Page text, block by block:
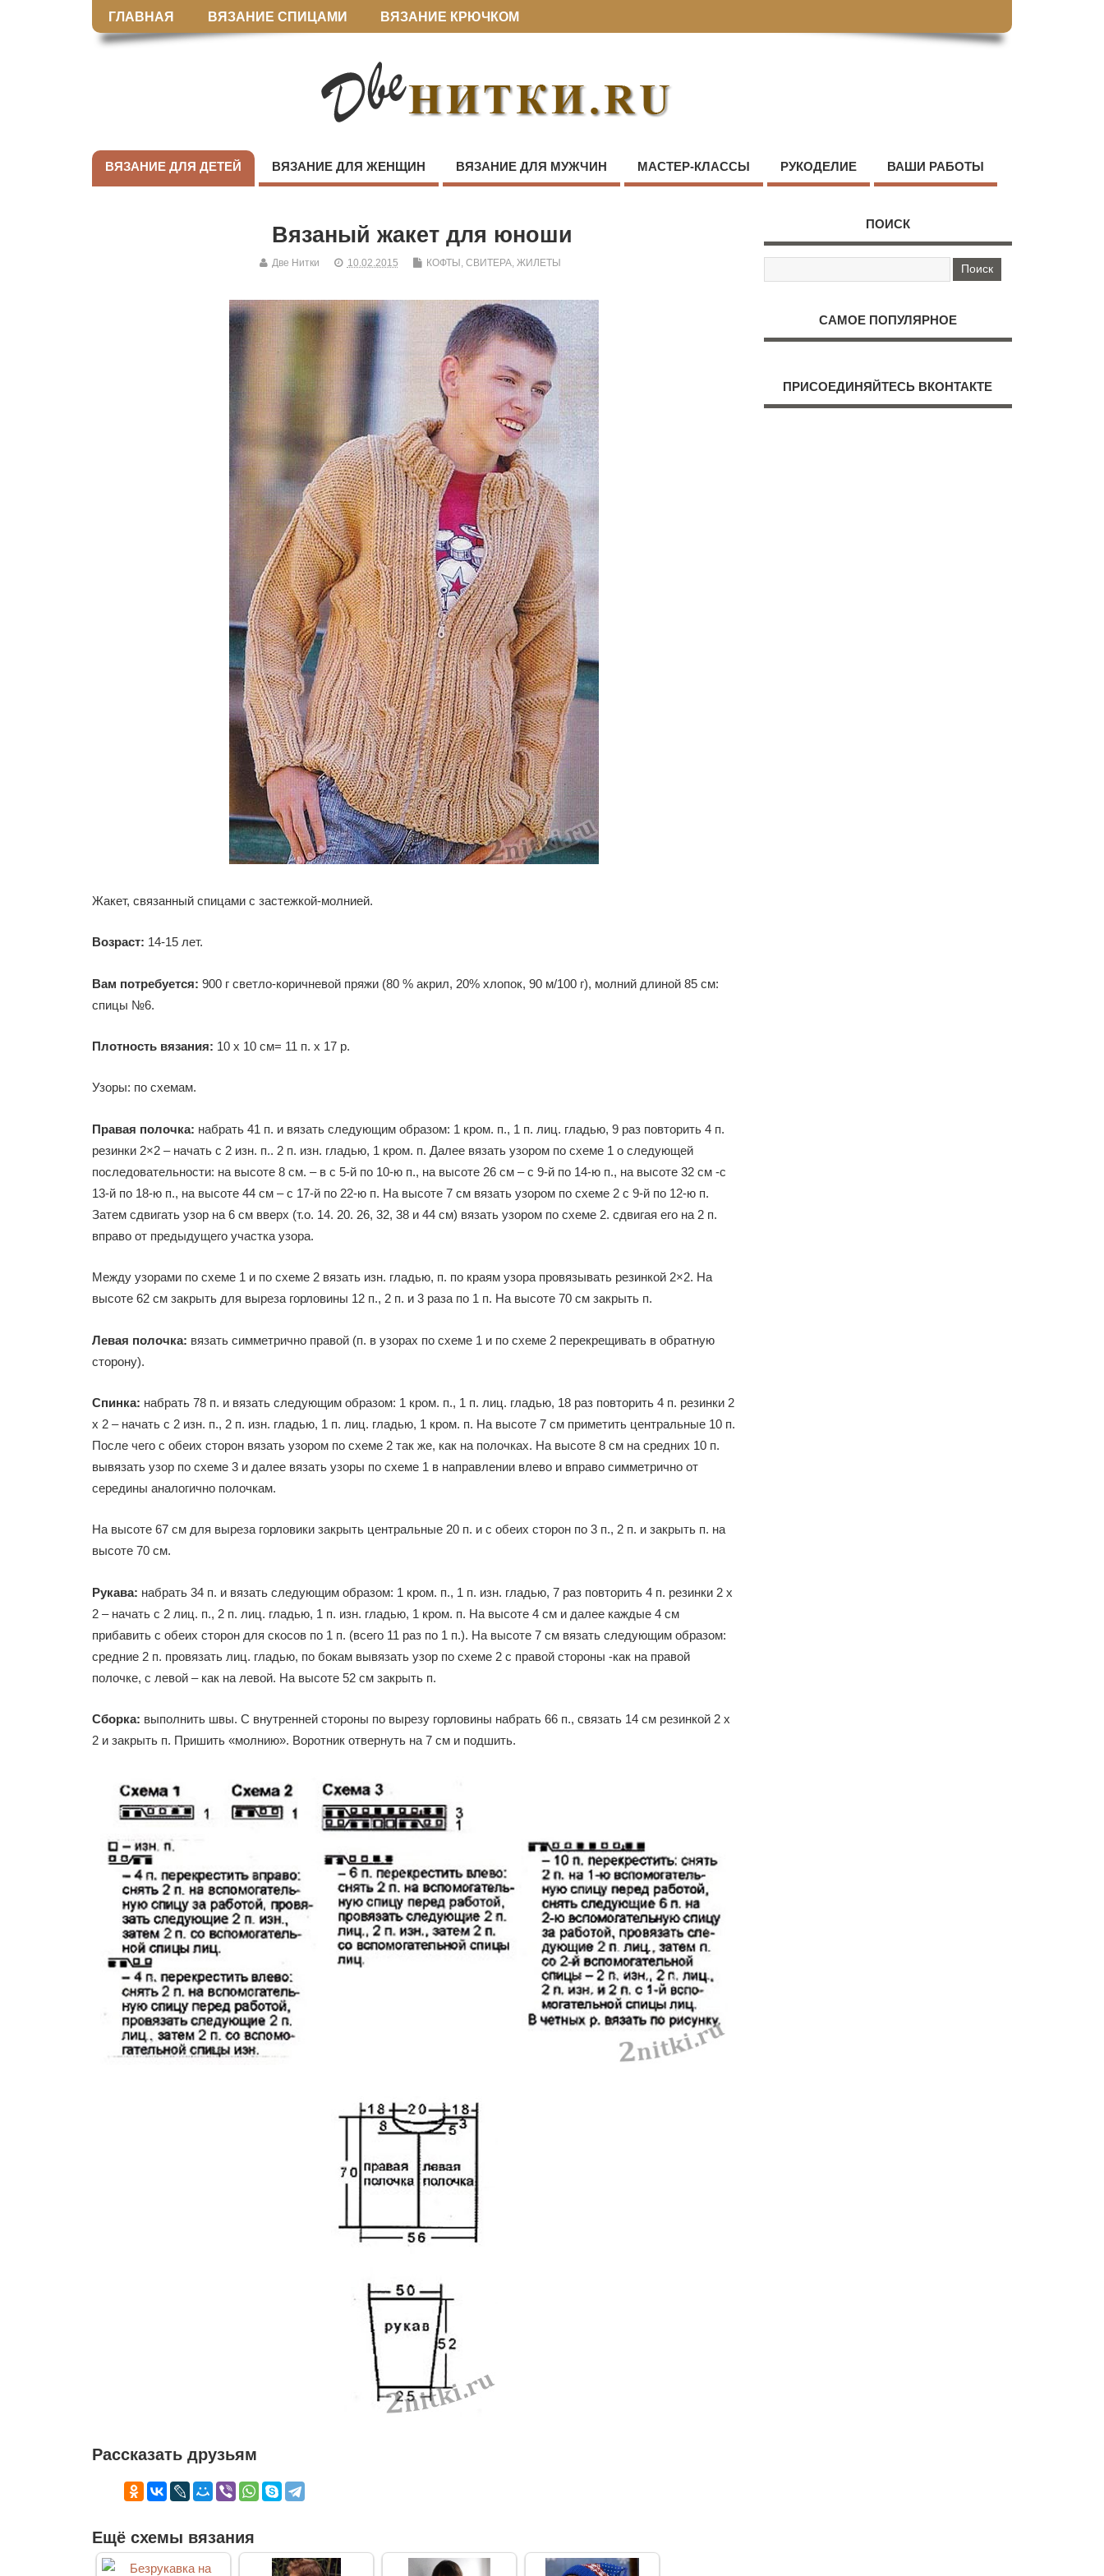
ГЛАВНАЯ ВЯЗАНИЕ СПИЦАМИ ВЯЗАНИЕ КРЮЧКОМ
ВЯЗАНИЕ ДЛЯ ДЕТЕЙ ВЯЗАНИЕ ДЛЯ ЖЕНЩИН ВЯЗАНИЕ ДЛЯ МУЖЧИН МАСТЕР-КЛАССЫ РУКОДЕЛИЕ ВАШИ РАБОТЫ
Вязаный жакет для юноши
Две Нитки 10.02.2015 КОФТЫ, СВИТЕРА, ЖИЛЕТЫ
Жакет, связанный спицами с застежкой-молнией.
Возраст: 14-15 лет.
Вам потребуется: 900 г светло-коричневой пряжи (80 % акрил, 20% хлопок, 90 м/100 г), молний длиной 85 см:
спицы №6.
Плотность вязания: 10 х 10 см= 11 п. х 17 р.
Узоры: по схемам.
Правая полочка: набрать 41 п. и вязать следующим образом: 1 кром. п., 1 п. лиц. гладью, 9 раз повторить 4 п.
резинки 2×2 – начать с 2 изн. п.. 2 п. изн. гладью, 1 кром. п. Далее вязать узором по схеме 1 о следующей
последовательности: на высоте 8 см. – в с 5-й по 10-ю п., на высоте 26 см – с 9-й по 14-ю п., на высоте 32 см -с
13-й по 18-ю п., на высоте 44 см – с 17-й по 22-ю п. На высоте 7 см вязать узором по схеме 2 с 9-й по 12-ю п.
Затем сдвигать узор на 6 см вверх (т.о. 14. 20. 26, 32, 38 и 44 см) вязать узором по схеме 2. сдвигая его на 2 п.
вправо от предыдущего участка узора.
Между узорами по схеме 1 и по схеме 2 вязать изн. гладью, п. по краям узора провязывать резинкой 2×2. На
высоте 62 см закрыть для выреза горловины 12 п., 2 п. и 3 раза по 1 п. На высоте 70 см закрыть п.
Левая полочка: вязать симметрично правой (п. в узорах по схеме 1 и по схеме 2 перекрещивать в обратную
сторону).
Спинка: набрать 78 п. и вязать следующим образом: 1 кром. п., 1 п. лиц. гладью, 18 раз повторить 4 п. резинки 2
х 2 – начать с 2 изн. п., 2 п. изн. гладью, 1 п. лиц. гладью, 1 кром. п. На высоте 7 см приметить центральные 10 п.
После чего с обеих сторон вязать узором по схеме 2 так же, как на полочках. На высоте 8 см на средних 10 п.
вывязать узор по схеме 3 и далее вязать узоры по схеме 1 в направлении влево и вправо симметрично от
середины аналогично полочкам.
На высоте 67 см для выреза горловики закрыть центральные 20 п. и с обеих сторон по 3 п., 2 п. и закрыть п. на
высоте 70 см.
Рукава: набрать 34 п. и вязать следующим образом: 1 кром. п., 1 п. изн. гладью, 7 раз повторить 4 п. резинки 2 х
2 – начать с 2 лиц. п., 2 п. лиц. гладью, 1 п. изн. гладью, 1 кром. п. На высоте 4 см и далее каждые 4 см
прибавить с обеих сторон для скосов по 1 п. (всего 11 раз по 1 п.). На высоте 7 см вязать следующим образом:
средние 2 п. провязать лиц. гладью, по бокам вывязать узор по схеме 2 с правой стороны -как на правой
полочке, с левой – как на левой. На высоте 52 см закрыть п.
Сборка: выполнить швы. С внутренней стороны по вырезу горловины набрать 66 п., связать 14 см резинкой 2 х
2 и закрыть п. Пришить «молнию». Воротник отвернуть на 7 см и подшить.
Рассказать друзьям
Ещё схемы вязания
ПОИСК
САМОЕ ПОПУЛЯРНОЕ
ПРИСОЕДИНЯЙТЕСЬ ВКОНТАКТЕ